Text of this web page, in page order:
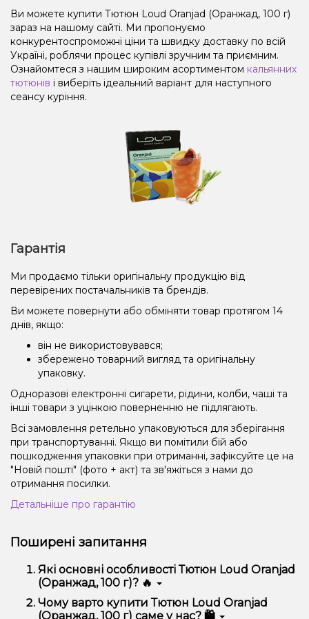
Ви можете купити Тютюн Loud Oranjad (Оранжад, 100 г)
зараз на нашому сайті. Ми пропонуємо
конкурентоспроможні ціни та швидку доставку по всій
Україні, роблячи процес купівлі зручним та приємним.
Ознайомтеся з нашим широким асортиментом кальянних
тютюнів і виберіть ідеальний варіант для наступного
сеансу куріння.
Гарантія
Ми продаємо тільки оригінальну продукцію від
перевірених постачальників та брендів.
Ви можете повернути або обміняти товар протягом 14
днів, якщо:
він не використовувався;
збережено товарний вигляд та оригінальну
упаковку.
Одноразові електронні сигарети, рідини, колби, чаші та
інші товари з уцінкою поверненню не підлягають.
Всі замовлення ретельно упаковуються для зберігання
при транспортуванні. Якщо ви помітили бій або
пошкодження упаковки при отриманні, зафіксуйте це на
"Новій пошті" (фото + акт) та зв'яжіться з нами до
отримання посилки.
Детальніше про гарантію
Поширені запитання
Які основні особливості Тютюн Loud Oranjad
(Оранжад, 100 г)? 🔥
Тютюн Loud Oranjad (Оранжад, 100 г) відрізняється
високою якістю, зручністю використання та
Чому варто купити Тютюн Loud Oranjad
(Оранжад, 100 г) саме у нас? 🛍️